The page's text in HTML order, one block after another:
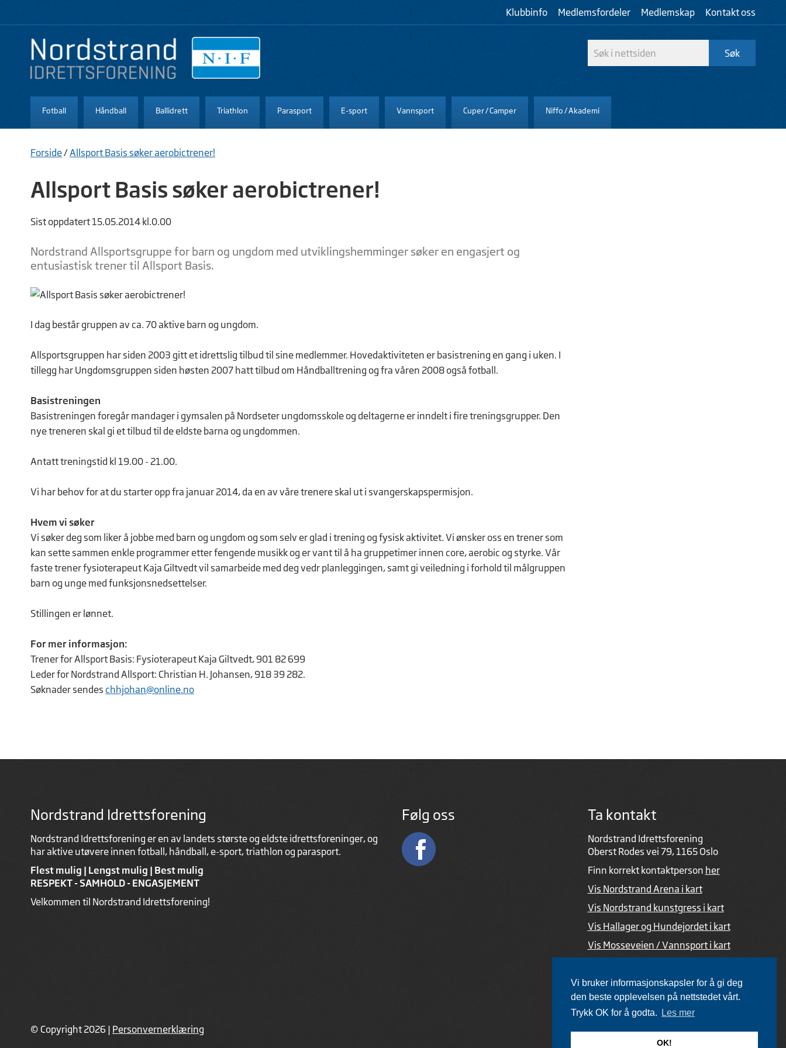
Vi bruker informasjonskapsler for å gi deg
den beste opplevelsen på nettstedet vårt.
Trykk OK for å godta.
Les mer
OK!
Klubbinfo Medlemsfordeler Medlemskap Kontakt oss
Fotball Håndball Ballidrett Triathlon Parasport E-sport Vannsport Cuper / Camper Niffo / Akademi
Forside/Allsport Basis søker aerobictrener!
Allsport Basis søker aerobictrener!
Sist oppdatert 15.05.2014 kl.0.00
Nordstrand Allsportsgruppe for barn og ungdom med utviklingshemminger søker en engasjert og
entusiastisk trener til Allsport Basis.
I dag består gruppen av ca. 70 aktive barn og ungdom.
Allsportsgruppen har siden 2003 gitt et idrettslig tilbud til sine medlemmer. Hovedaktiviteten er basistrening en gang i uken. I
tillegg har Ungdomsgruppen siden høsten 2007 hatt tilbud om Håndballtrening og fra våren 2008 også fotball.
Basistreningen
Basistreningen foregår mandager i gymsalen på Nordseter ungdomsskole og deltagerne er inndelt i fire treningsgrupper. Den
nye treneren skal gi et tilbud til de eldste barna og ungdommen.
Antatt treningstid kl 19.00 - 21.00.
Vi har behov for at du starter opp fra januar 2014, da en av våre trenere skal ut i svangerskapspermisjon.
Hvem vi søker
Vi søker deg som liker å jobbe med barn og ungdom og som selv er glad i trening og fysisk aktivitet. Vi ønsker oss en trener som
kan sette sammen enkle programmer etter fengende musikk og er vant til å ha gruppetimer innen core, aerobic og styrke. Vår
faste trener fysioterapeut Kaja Giltvedt vil samarbeide med deg vedr planleggingen, samt gi veiledning i forhold til målgruppen
barn og unge med funksjonsnedsettelser.
Stillingen er lønnet.
For mer informasjon:
Trener for Allsport Basis: Fysioterapeut Kaja Giltvedt, 901 82 699
Leder for Nordstrand Allsport: Christian H. Johansen, 918 39 282.
Søknader sendes chhjohan@online.no
Nordstrand Idrettsforening
Nordstrand Idrettsforening er en av landets største og eldste idrettsforeninger, og
har aktive utøvere innen fotball, håndball, e-sport, triathlon og parasport.
Flest mulig | Lengst mulig | Best mulig
RESPEKT - SAMHOLD - ENGASJEMENT
Velkommen til Nordstrand Idrettsforening!
Følg oss Ta kontakt
Nordstrand Idrettsforening
Oberst Rodes vei 79, 1165 Oslo
Finn korrekt kontaktperson her
Vis Nordstrand Arena i kart
Vis Nordstrand kunstgress i kart
Vis Hallager og Hundejordet i kart
Vis Mosseveien / Vannsport i kart
© Copyright 2026 | Personvernerklæring Utviklet av Netlab,publiseres med eRedaktør